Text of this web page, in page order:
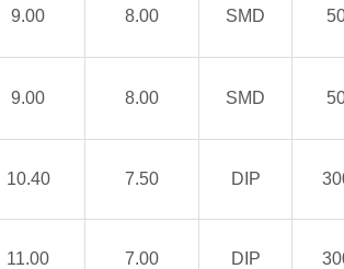
9.00 8.00 SMD
9.00 8.00 SMD
10.40 7.50 DIP
11.00 7.00 DIP